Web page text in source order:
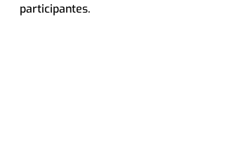
participantes.